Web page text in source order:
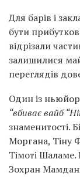
Для барів і
бути
відрізали
залишилися
переглядів
Один із
“вбиває вайб
знаменитості.
Моргана, Тіну
Тімоті
Зохран